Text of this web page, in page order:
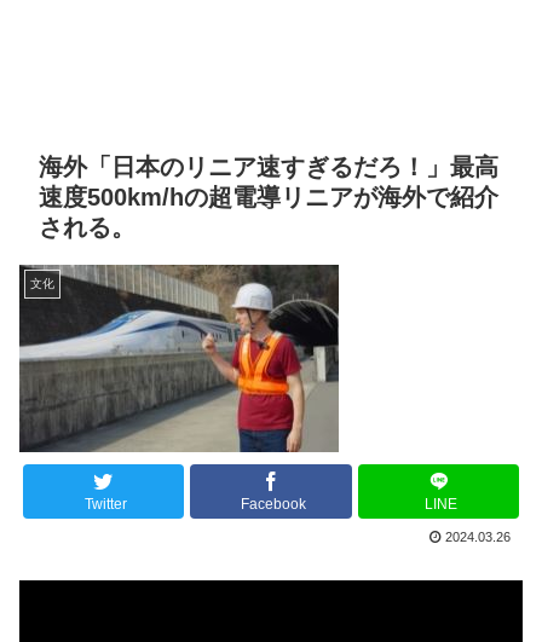
海外「日本のリニア速すぎるだろ！」最高
速度500km/hの超電導リニアが海外で紹介
される。
文化
Twitter Facebook LINE
2024.03.26